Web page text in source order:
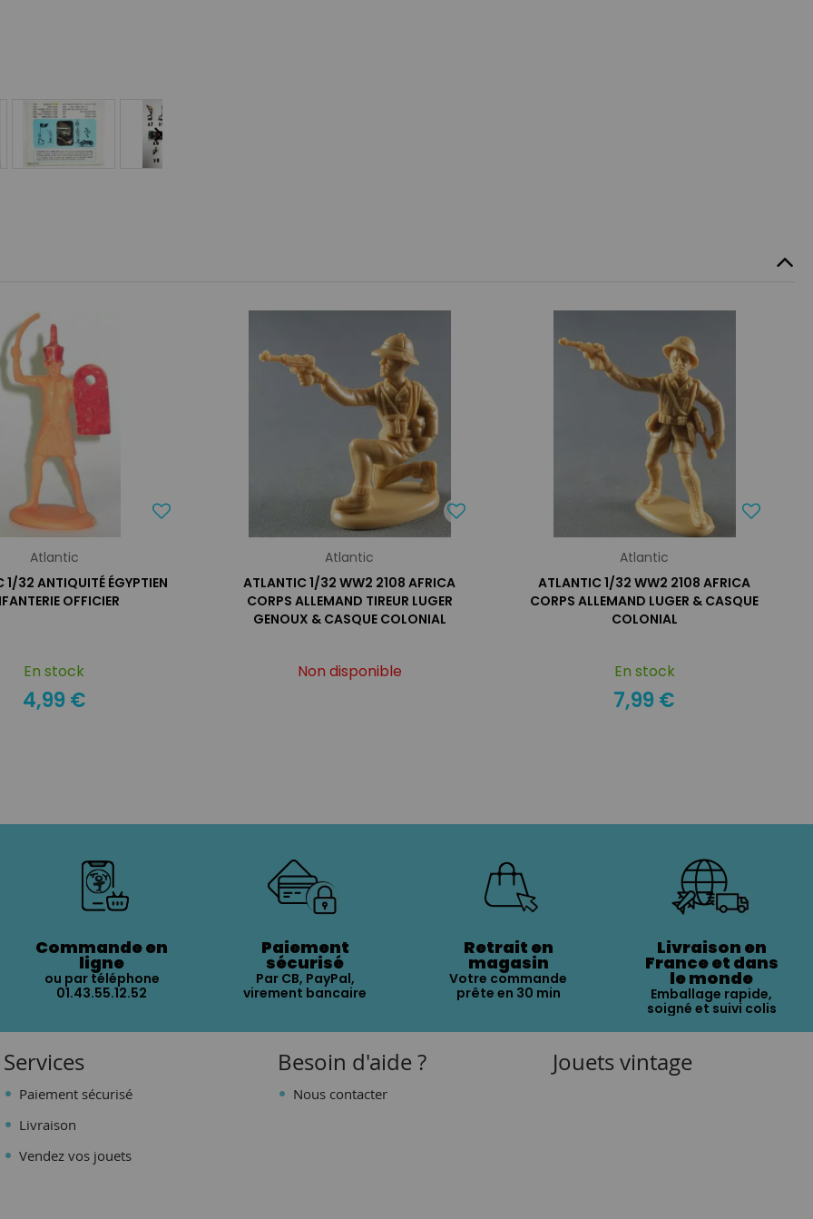
Atlantic
1/32 ANTIQUITÉ ÉGYPTIEN
OFFICIER
En stock
4,99 €
Atlantic
ATLANTIC 1/32 WW2 2108 AFRICA
CORPS ALLEMAND TIREUR LUGER
GENOUX & CASQUE COLONIAL
Non disponible
Atlantic
ATLANTIC 1/32 WW2 2108 AFRICA
CORPS ALLEMAND LUGER & CASQUE
COLONIAL
En stock
7,99 €
Commande en
ligne
ou par téléphone
01.43.55.12.52
Paiement
sécurisé
Par CB, PayPal,
virement bancaire
Retrait en
magasin
Votre commande
prête en 30 min
Livraison en
France et dans
le monde
Emballage rapide,
soigné et suivi colis
Services
Paiement sécurisé
Livraison
Vendez vos jouets
Besoin d'aide ?
Nous contacter
Jouets vintage